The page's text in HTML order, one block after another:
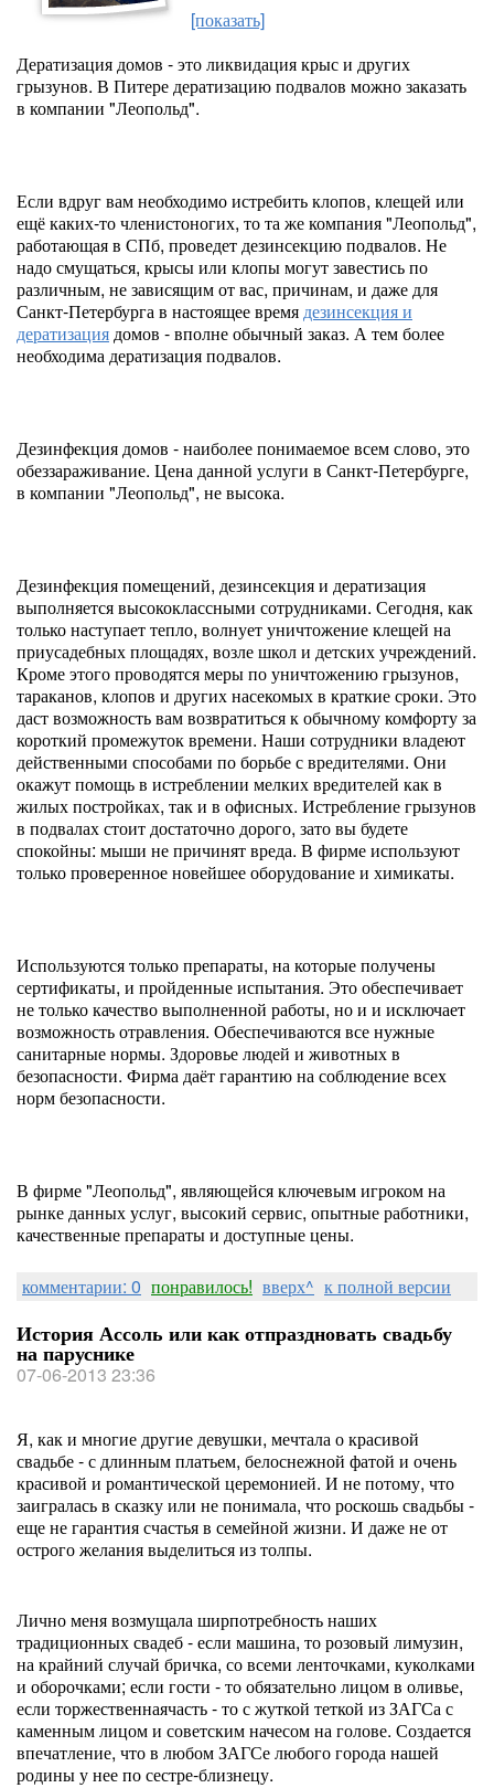
[показать]
Дератизация домов - это ликвидация крыс и других
грызунов. В Питере дератизацию подвалов можно заказать
в компании "Леопольд".
Если вдруг вам необходимо истребить клопов, клещей или
ещё каких-то членистоногих, то та же компания "Леопольд",
работающая в СПб, проведет дезинсекцию подвалов. Не
надо смущаться, крысы или клопы могут завестись по
различным, не зависящим от вас, причинам, и даже для
Санкт-Петербурга в настоящее времядезинсекция и
дератизациядомов - вполне обычный заказ. А тем более
необходима дератизация подвалов.
Дезинфекция домов - наиболее понимаемое всем слово, это
обеззараживание. Цена данной услуги в Санкт-Петербурге,
в компании "Леопольд", не высока.
Дезинфекция помещений, дезинсекция и дератизация
выполняется высококлассными сотрудниками. Сегодня, как
только наступает тепло, волнует уничтожение клещей на
приусадебных площадях, возле школ и детских учреждений.
Кроме этого проводятся меры по уничтожению грызунов,
тараканов, клопов и других насекомых в краткие сроки. Это
даст возможность вам возвратиться к обычному комфорту за
короткий промежуток времени. Наши сотрудники владеют
действенными способами по борьбе с вредителями. Они
окажут помощь в истреблении мелких вредителей как в
жилых постройках, так и в офисных. Истребление грызунов
в подвалах стоит достаточно дорого, зато вы будете
спокойны: мыши не причинят вреда. В фирме используют
только проверенное новейшее оборудование и химикаты.
Используются только препараты, на которые получены
сертификаты, и пройденные испытания. Это обеспечивает
не только качество выполненной работы, но и и исключает
возможность отравления. Обеспечиваются все нужные
санитарные нормы. Здоровье людей и животных в
безопасности. Фирма даёт гарантию на соблюдение всех
норм безопасности.
В фирме "Леопольд", являющейся ключевым игроком на
рынке данных услуг, высокий сервис, опытные работники,
качественные препараты и доступные цены.
комментарии: 0 понравилось! вверх^ к полной версии
История Ассоль или как отпраздновать свадьбу
на паруснике
07-06-2013 23:36
Я, как и многие другие девушки, мечтала о красивой
свадьбе - с длинным платьем, белоснежной фатой и очень
красивой и романтической церемонией. И не потому, что
заигралась в сказку или не понимала, что роскошь свадьбы -
еще не гарантия счастья в семейной жизни. И даже не от
острого желания выделиться из толпы.
Лично меня возмущала ширпотребность наших
традиционных свадеб - если машина, то розовый лимузин,
на крайний случай бричка, со всеми ленточками, куколками
и оборочками; если гости - то обязательно лицом в оливье,
если торжественнаячасть - то с жуткой теткой из ЗАГСа с
каменным лицом и советским начесом на голове. Создается
впечатление, что в любом ЗАГСе любого города нашей
родины у нее по сестре-близнецу.